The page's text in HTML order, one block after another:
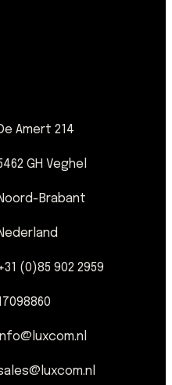
Amert 214
GH Veghel
Brabant
(0)85 902 2959